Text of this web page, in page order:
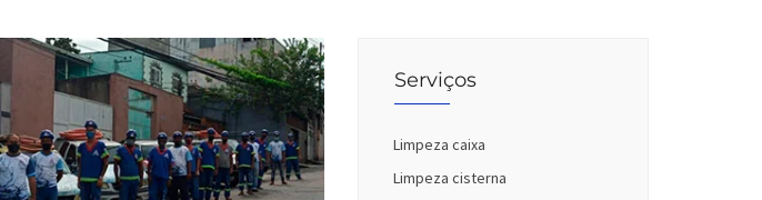
Serviços
Limpeza caixa
Limpeza cisterna